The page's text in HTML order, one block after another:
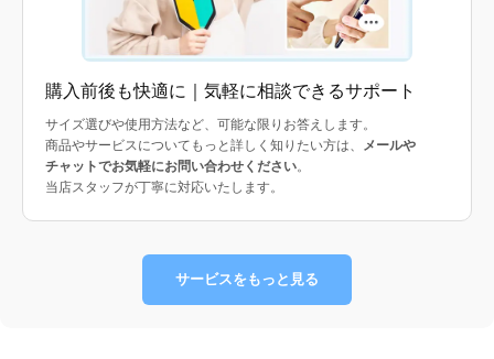
購入前後も快適に｜気軽に相談できるサポート
サイズ選びや使用方法など、可能な限りお答えします。
商品やサービスについてもっと詳しく知りたい方は、 メールや
チャットでお気軽にお問い合わせください。
当店スタッフが丁寧に対応いたします。
サービスをもっと見る